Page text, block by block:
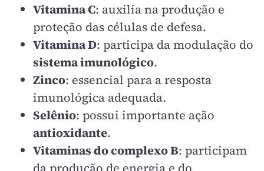
Vitamina C: auxilia na produção e
proteção das células de defesa.
Vitamina D: participa da modulação do
sistema imunológico.
Zinco: essencial para a resposta
imunológica adequada.
Selênio: possui importante ação
antioxidante.
Vitaminas do complexo B: participam